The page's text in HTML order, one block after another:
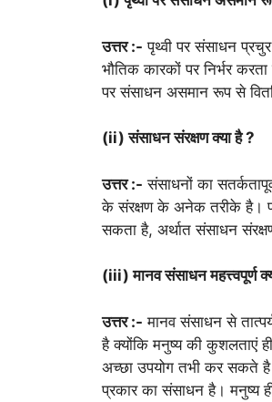
उत्तर :- पृथ्वी पर संसाधन
भौतिक कारकों पर निर्भर
पर संसाधन असमान रूप से
(ii) संसाधन संरक्षण क्या है ?
उत्तर :- संसाधनों का
के संरक्षण के अनेक तरीके है।
सकता है, अर्थात संसाधन
(iii) मानव संसाधन महत्त्वपूर्ण
उत्तर :- मानव संसाधन से
है क्योंकि मनुष्य की कुशलताएं
अच्छा उपयोग तभी कर सकते है
प्रकार का संसाधन है। मनुष्य